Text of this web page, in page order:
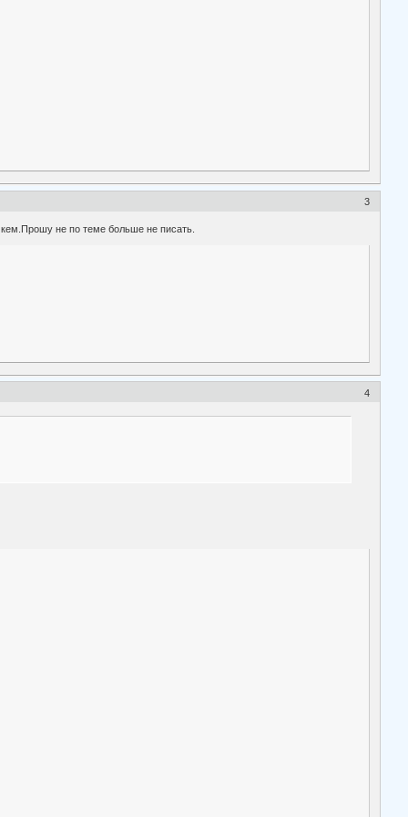
3
не по теме больше не писать.
4